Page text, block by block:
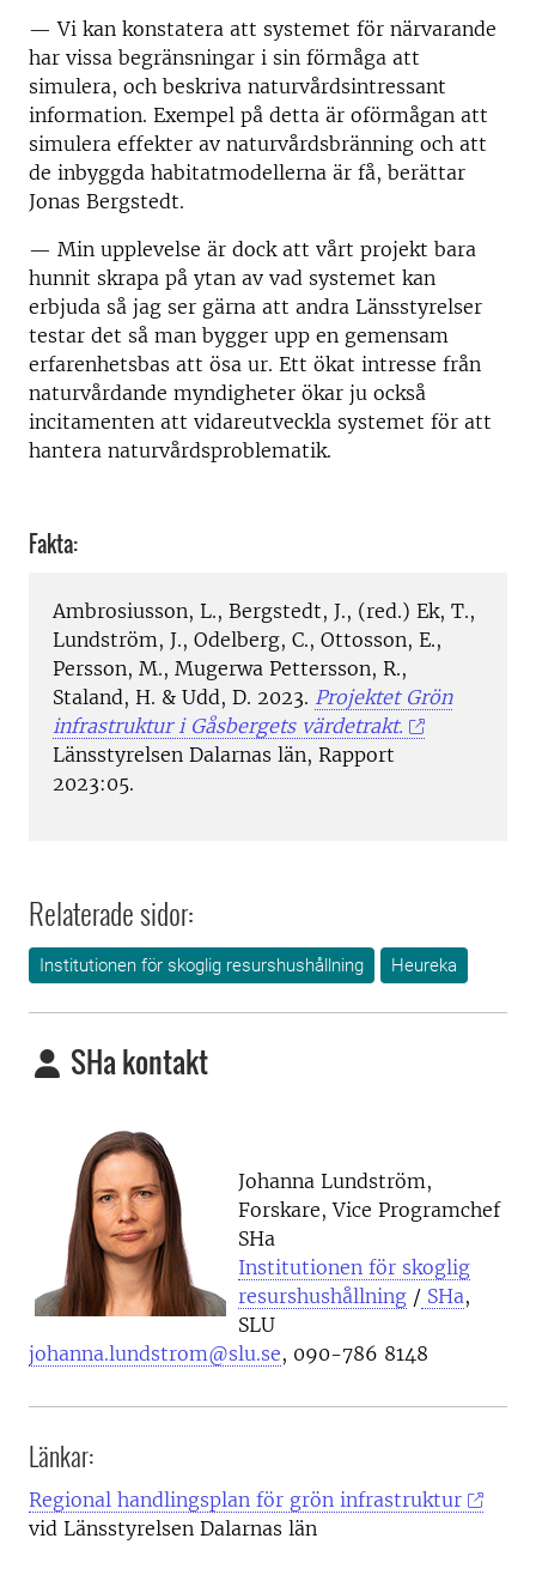
— Vi kan konstatera att systemet för närvarande
har vissa begränsningar i sin förmåga att
simulera, och beskriva naturvårdsintressant
information. Exempel på detta är oförmågan att
simulera effekter av naturvårdsbränning och att
de inbyggda habitatmodellerna är få, berättar
Jonas Bergstedt.
— Min upplevelse är dock att vårt projekt bara
hunnit skrapa på ytan av vad systemet kan
erbjuda så jag ser gärna att andra Länsstyrelser
testar det så man bygger upp en gemensam
erfarenhetsbas att ösa ur. Ett ökat intresse från
naturvårdande myndigheter ökar ju också
incitamenten att vidareutveckla systemet för att
hantera naturvårdsproblematik.
Fakta:
Ambrosiusson, L., Bergstedt, J., (red.) Ek, T.,
Lundström, J., Odelberg, C., Ottosson, E.,
Persson, M., Mugerwa Pettersson, R.,
Staland, H. & Udd, D. 2023. Projektet Grön
infrastruktur i Gåsbergets värdetrakt.
Länsstyrelsen Dalarnas län, Rapport
2023:05.
Relaterade sidor:
Institutionen för skoglig resurshushållning Heureka
SHa kontakt
Johanna Lundström,
Forskare, Vice Programchef
SHa
Institutionen för skoglig
resurshushållning / SHa,
SLU
johanna.lundstrom@slu.se, 090-786 8148
Länkar:
Regional handlingsplan för grön infrastruktur
vid Länsstyrelsen Dalarnas län